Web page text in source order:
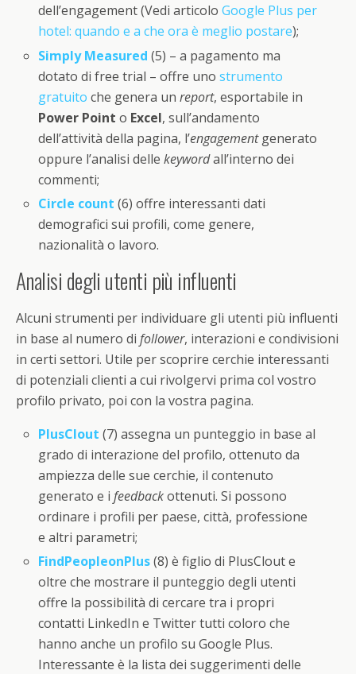
dell’engagement (Vedi articoloGoogle Plus per
hotel: quando e a che ora è meglio postare);
Simply Measured (5) – a pagamento ma
dotato di free trial – offre unostrumento
gratuito che genera unreport, esportabile in
Power Point o Excel, sull’andamento
dell’attività della pagina, l’engagementgenerato
oppure l’analisi dellekeywordall’interno dei
commenti;
Circle count (6) offre interessanti dati
demografici sui profili, come genere,
nazionalità o lavoro.
Analisi degli utenti più influenti
Alcuni strumenti per individuare gli utenti più influenti
in base al numero di follower, interazioni e condivisioni
in certi settori. Utile per scoprire cerchie interessanti
di potenziali clienti a cui rivolgervi prima col vostro
profilo privato, poi con la vostra pagina.
PlusClout (7) assegna un punteggio in base al
grado di interazione del profilo, ottenuto da
ampiezza delle sue cerchie, il contenuto
generato e i feedbackottenuti. Si possono
ordinare i profili per paese, città, professione
e altri parametri;
FindPeopleonPlus(8) è figlio di PlusClout e
oltre che mostrare il punteggio degli utenti
offre la possibilità di cercare tra i propri
contatti LinkedIn e Twitter tutti coloro che
hanno anche un profilo su Google Plus.
Interessante è la lista dei suggerimenti delle